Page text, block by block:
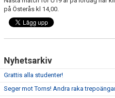
på Österås kl 14,00.
Nyhetsarkiv
Grattis alla studenter!
Seger mot Torns! Andra raka